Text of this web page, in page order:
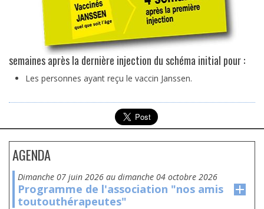
semaines après la dernière injection du schéma initial pour :
Les personnes ayant reçu le vaccin Janssen.
AGENDA
dimanche 07 juin 2026 au dimanche 04 octobre 2026
Programme de l'association "nos amis
toutouthérapeutes"